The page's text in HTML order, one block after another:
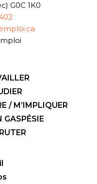
G0C 1K0
/ M’IMPLIQUER
GASPÉSIE